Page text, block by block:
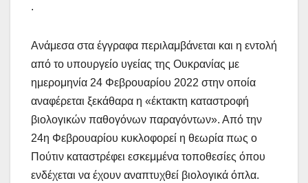
.
Ανάμεσα στα έγγραφα περιλαμβάνεται και η εντολή
από το υπουργείο υγείας της Ουκρανίας με
ημερομηνία 24 Φεβρουαρίου 2022 στην οποία
αναφέρεται ξεκάθαρα η «έκτακτη καταστροφή
βιολογικών παθογόνων παραγόντων». Από την
24η Φεβρουαρίου κυκλοφορεί η θεωρία πως ο
Πούτιν καταστρέφει εσκεμμένα τοποθεσίες όπου
ενδέχεται να έχουν αναπτυχθεί βιολογικά όπλα.